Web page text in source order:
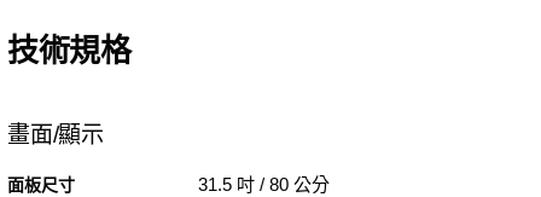
技術規格
畫面/顯示
面板尺寸 31.5 吋 / 80 公分